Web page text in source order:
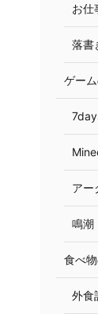
お仕
落書
ゲー
アー
鳴潮
食べ
外食